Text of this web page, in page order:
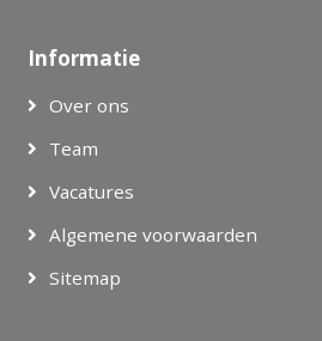
Informatie
Over ons
Team
Vacatures
Algemene voorwaarden
Sitemap